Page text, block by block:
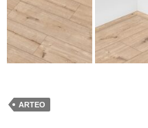
ARTEO